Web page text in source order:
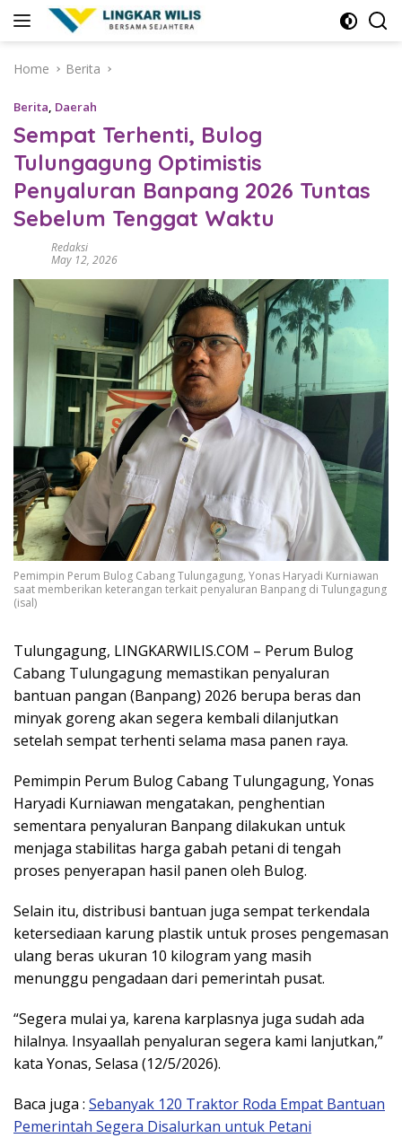
Home
Berita
Berita, Daerah
Sempat Terhenti, Bulog
Tulungagung Optimistis
Penyaluran Banpang 2026 Tuntas
Sebelum Tenggat Waktu
Redaksi
May 12, 2026
Pemimpin Perum Bulog Cabang Tulungagung, Yonas Haryadi Kurniawan
saat memberikan keterangan terkait penyaluran Banpang di Tulungagung
(isal)
Tulungagung, LINGKARWILIS.COM – Perum Bulog
Cabang Tulungagung memastikan penyaluran
bantuan pangan (Banpang) 2026 berupa beras dan
minyak goreng akan segera kembali dilanjutkan
setelah sempat terhenti selama masa panen raya.
Pemimpin Perum Bulog Cabang Tulungagung, Yonas
Haryadi Kurniawan mengatakan, penghentian
sementara penyaluran Banpang dilakukan untuk
menjaga stabilitas harga gabah petani di tengah
proses penyerapan hasil panen oleh Bulog.
Selain itu, distribusi bantuan juga sempat terkendala
ketersediaan karung plastik untuk proses pengemasan
ulang beras ukuran 10 kilogram yang masih
menunggu pengadaan dari pemerintah pusat.
“Segera mulai ya, karena karplasnya juga sudah ada
hilalnya. Insyaallah penyaluran segera kami lanjutkan,”
kata Yonas, Selasa (12/5/2026).
Baca juga : Sebanyak 120 Traktor Roda Empat Bantuan
Pemerintah Segera Disalurkan untuk Petani